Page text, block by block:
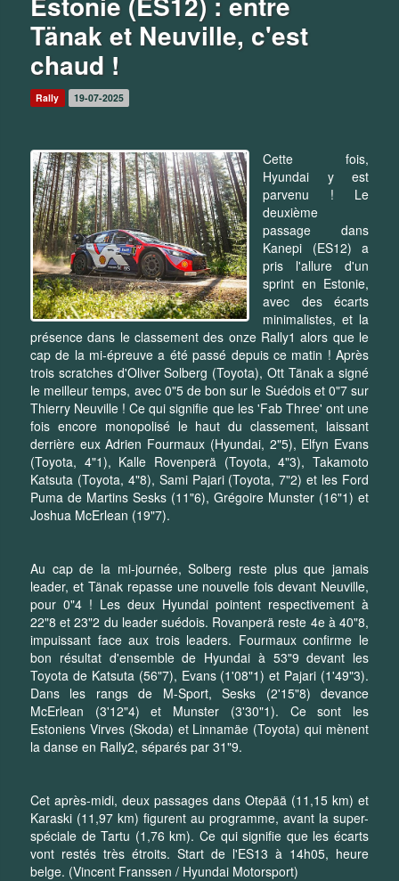
Tänak et Neuville, c'est
chaud !
Rally 19-07-2025
Cette fois,
Hyundai y est
parvenu ! Le
deuxième
passage dans
Kanepi (ES12) a
pris l'allure d'un
sprint en Estonie,
avec des écarts
minimalistes, et la
présence dans le classement des onze Rally1 alors que le
cap de la mi-épreuve a été passé depuis ce matin ! Après
trois scratches d'Oliver Solberg (Toyota), Ott Tänak a signé
le meilleur temps, avec 0"5 de bon sur le Suédois et 0"7 sur
Thierry Neuville ! Ce qui signifie que les 'Fab Three' ont une
fois encore monopolisé le haut du classement, laissant
derrière eux Adrien Fourmaux (Hyundai, 2"5), Elfyn Evans
(Toyota, 4"1), Kalle Rovenperä (Toyota, 4"3), Takamoto
Katsuta (Toyota, 4"8), Sami Pajari (Toyota, 7"2) et les Ford
Puma de Martins Sesks (11"6), Grégoire Munster (16"1) et
Joshua McErlean (19"7).
Au cap de la mi-journée, Solberg reste plus que jamais
leader, et Tänak repasse une nouvelle fois devant Neuville,
pour 0"4 ! Les deux Hyundai pointent respectivement à
22"8 et 23"2 du leader suédois. Rovanperä reste 4e à 40"8,
impuissant face aux trois leaders. Fourmaux confirme le
bon résultat d'ensemble de Hyundai à 53"9 devant les
Toyota de Katsuta (56"7), Evans (1'08"1) et Pajari (1'49"3).
Dans les rangs de M-Sport, Sesks (2'15"8) devance
McErlean (3'12"4) et Munster (3'30"1). Ce sont les
Estoniens Virves (Skoda) et Linnamäe (Toyota) qui mènent
la danse en Rally2, séparés par 31"9.
Cet après-midi, deux passages dans Otepää (11,15 km) et
Karaski (11,97 km) figurent au programme, avant la super-
spéciale de Tartu (1,76 km). Ce qui signifie que les écarts
vont restés très étroits. Start de l'ES13 à 14h05, heure
belge. (Vincent Franssen / Hyundai Motorsport)